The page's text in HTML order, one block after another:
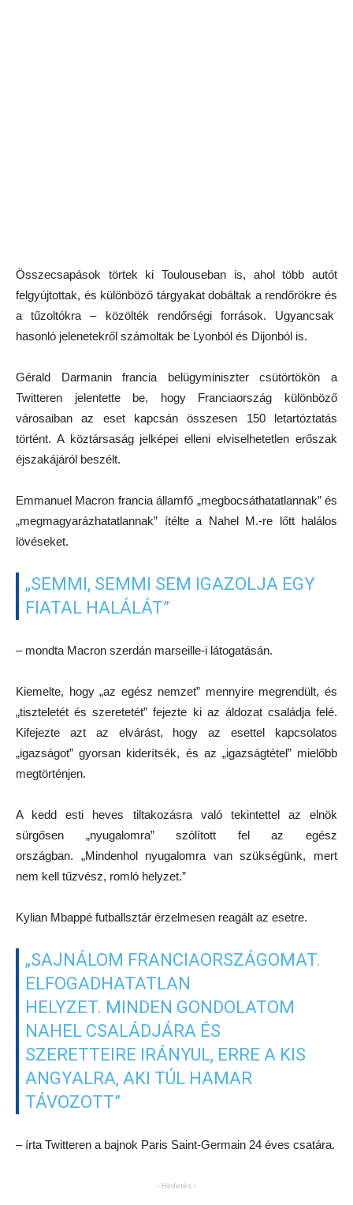
Összecsapások törtek ki Toulouseban is, ahol több autót
felgyújtottak, és különböző tárgyakat dobáltak a rendőrökre és
a tűzoltókra – közölték rendőrségi források. Ugyancsak
hasonló jelenetekről számoltak be Lyonból és Dijonból is.
Gérald Darmanin francia belügyminiszter csütörtökön a
Twitteren jelentette be, hogy Franciaország különböző
városaiban az eset kapcsán összesen 150 letartóztatás
történt. A köztársaság jelképei elleni elviselhetetlen erőszak
éjszakájáról beszélt.
Emmanuel Macron franciaállamfő „megbocsáthatatlannak” és
„megmagyarázhatatlannak” ítélte a Nahel M.-re lőtt halálos
lövéseket.
„SEMMI, SEMMI SEM IGAZOLJA EGY
FIATAL HALÁLÁT”
– mondta Macron szerdán marseille-i látogatásán.
Kiemelte, hogy „az egész nemzet” mennyire megrendült, és
„tiszteletét és szeretetét” fejezte ki az áldozat családja felé.
Kifejezte azt az elvárást, hogy az esettel kapcsolatos
„igazságot” gyorsan kiderítsék, és az „igazságtétel” mielőbb
megtörténjen.
A kedd esti heves tiltakozásra való tekintettel az elnök
sürgősen „nyugalomra” szólított fel az egész
országban. „Mindenhol nyugalomra van szükségünk, mert
nem kell tűzvész, romló helyzet.”
Kylian Mbappé futballsztár érzelmesen reagált az esetre.
„SAJNÁLOM FRANCIAORSZÁGOMAT.
ELFOGADHATATLAN
HELYZET. MINDEN GONDOLATOM
NAHEL CSALÁDJÁRA ÉS
SZERETTEIRE IRÁNYUL, ERRE A KIS
ANGYALRA, AKI TÚL HAMAR
TÁVOZOTT”
– írta Twitteren a bajnok Paris Saint-Germain 24 éves csatára.
- Hirdetés -